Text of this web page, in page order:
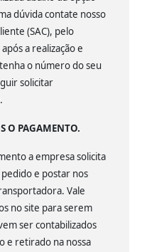
dúvida contate nosso
(SAC), pelo
a realização e
o número do seu
solicitar
O PAGAMENTO.
a empresa solicita
e postar nos
Vale
no site para serem
ser contabilizados
e retirado na nossa